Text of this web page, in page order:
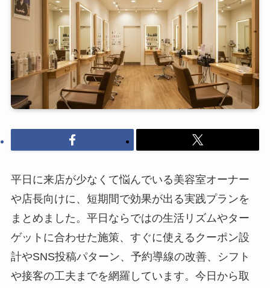
平日に来店が少なくて悩んでいる美容室オーナー
や店長向けに、短期間で効果が出る実践プランを
まとめました。平日ならではの生活リズムやター
ゲットに合わせた施策、すぐに使えるクーポン設
計やSNS投稿パターン、予約導線の改善、シフト
や接客の工夫までを網羅しています。今日から取